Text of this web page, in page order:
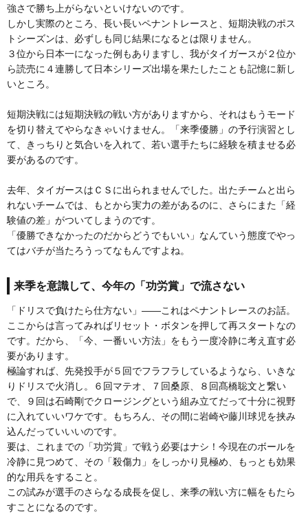
強さで勝ち上がらないといけないのです。
しかし実際のところ、長い長いペナントレースと、短期決戦のポス
トシーズンは、必ずしも同じ結果になるとは限りません。
３位から日本一になった例もありますし、我がタイガースが２位か
ら読売に４連勝して日本シリーズ出場を果たしたことも記憶に新し
いところ。
短期決戦には短期決戦の戦い方がありますから、それはもうモード
を切り替えてやらなきゃいけません。「来季優勝」の予行演習とし
て、きっちりと気合いを入れて、若い選手たちに経験を積ませる必
要があるのです。
去年、タイガースはＣＳに出られませんでした。出たチームと出ら
れないチームでは、もとから実力の差があるのに、さらにまた「経
験値の差」がついてしまうのです。
「優勝できなかったのだからどうでもいい」なんていう態度でやっ
てはバチが当たろうってなもんですよね。
来季を意識して、今年の「功労賞」で流さない
「ドリスで負けたら仕方ない」――これはペナントレースのお話。
ここからは言ってみればリセット・ボタンを押して再スタートなの
です。だから、「今、一番いい方法」をもう一度冷静に考え直す必
要があります。
極論すれば、先発投手が５回でフラフラしているようなら、いきな
りドリスで火消し。６回マテオ、７回桑原、８回髙橋聡文と繋い
で、９回は石崎剛でクロージングという組み立てだって十分に視野
に入れていいワケです。もちろん、その間に岩崎や藤川球児を挟み
込んだっていいいのです。
要は、これまでの「功労賞」で戦う必要はナシ！今現在のボールを
冷静に見つめて、その「殺傷力」をしっかり見極め、もっとも効果
的な用兵をすること。
この試みが選手のさらなる成長を促し、来季の戦い方に幅をもたら
すことになるのです。